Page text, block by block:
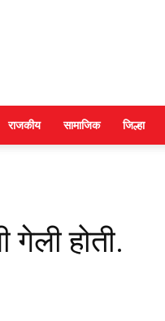
DAINIK
राजकीय सामाजिक जिल्हा
गेली होती.